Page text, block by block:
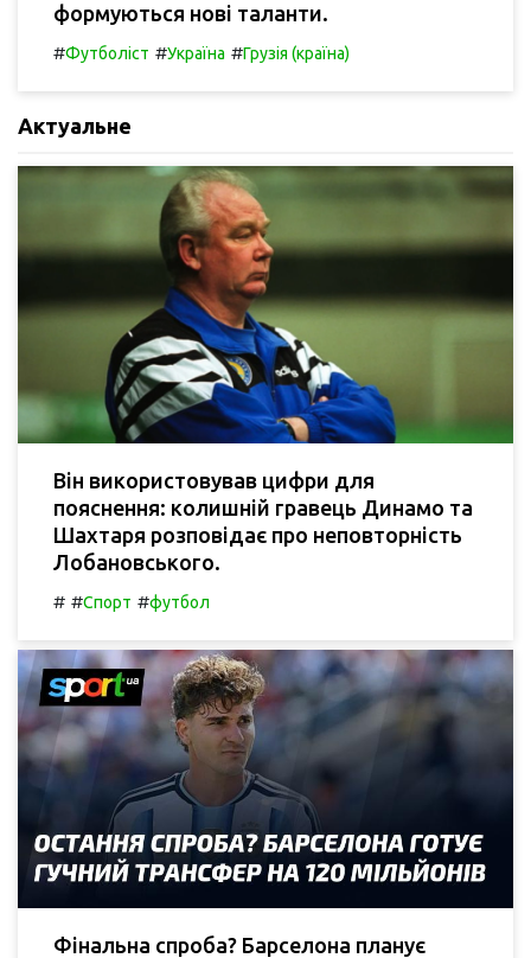
формуються нові таланти.
#Футболіст #Україна #Грузія (країна)
Актуальне
Він використовував цифри для
пояснення: колишній гравець Динамо та
Шахтаря розповідає про неповторність
Лобановського.
# #Спорт #футбол
Фінальна спроба? Барселона планує